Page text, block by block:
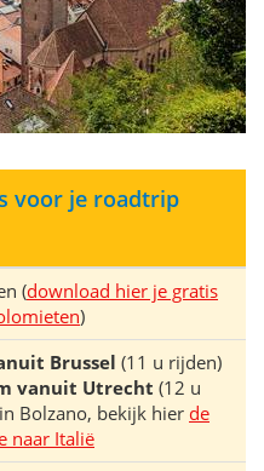
voor je roadtrip
(download hier je gratis
)
Brussel (11 u rijden)
vanuit Utrecht (12 u
Bolzano, bekijk hier de
naar Italië